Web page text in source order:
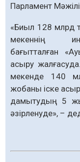
Парламент
«Биыл 128 млрд
мекеннің
бағытталған
асыру
мекенде 140
жобаны іске
дамытудың 5
әзірленуде», –